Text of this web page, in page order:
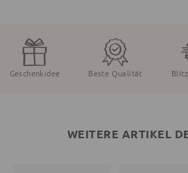
Geschenkidee Beste Qualität
WEITERE ARTIKEL